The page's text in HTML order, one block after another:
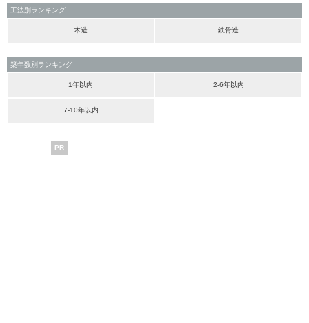
工法別ランキング
木造 鉄骨造
築年数別ランキング
1年以内 2-6年以内
7-10年以内
PR